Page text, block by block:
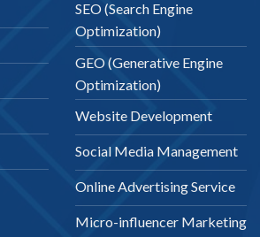
SEO (Search Engine
Optimization)
GEO (Generative Engine
Optimization)
Website Development
Social Media Management
Online Advertising Service
Micro-influencer Marketing